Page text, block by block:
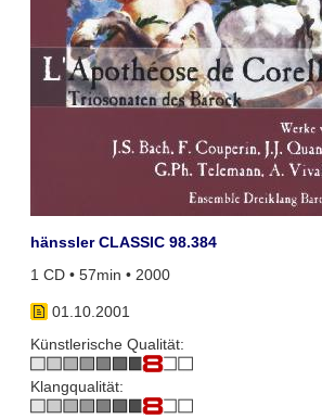
hänssler CLASSIC 98.384
1 CD • 57min • 2000
01.10.2001
Künstlerische Qualität:
Klangqualität: